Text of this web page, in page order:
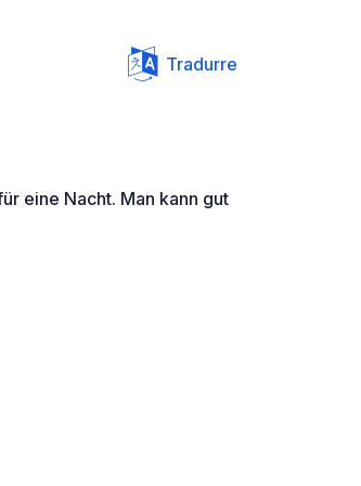
Tradurre
eine Nacht. Man kann gut